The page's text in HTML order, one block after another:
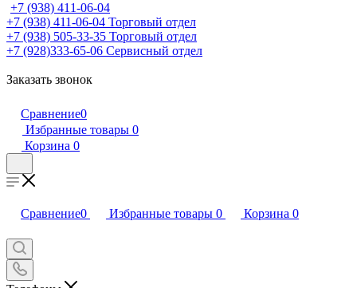
+7 (938) 411-06-04
+7 (938) 411-06-04 Торговый отдел
+7 (938) 505-33-35 Торговый отдел
+7 (928)333-65-06 Сервисный отдел
Заказать звонок
Сравнение0
Избранные товары 0
Корзина 0
Сравнение0 Избранные товары 0 Корзина 0